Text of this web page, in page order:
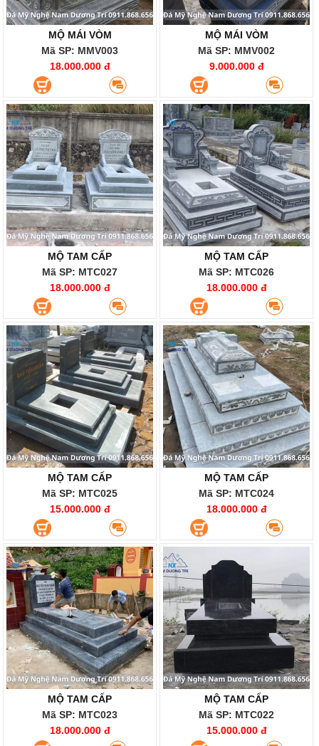
MỘ MÁI VÒM
Mã SP: MMV003
18.000.000 đ
MỘ MÁI VÒM
Mã SP: MMV002
9.000.000 đ
MỘ TAM CẤP
Mã SP: MTC027
18.000.000 đ
MỘ TAM CẤP
Mã SP: MTC026
18.000.000 đ
MỘ TAM CẤP
Mã SP: MTC025
15.000.000 đ
MỘ TAM CẤP
Mã SP: MTC024
18.000.000 đ
MỘ TAM CẤP
Mã SP: MTC023
18.000.000 đ
MỘ TAM CẤP
Mã SP: MTC022
15.000.000 đ